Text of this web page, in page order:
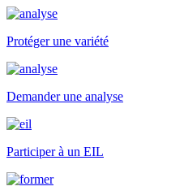
Protéger une variété
Demander une analyse
Participer à un EIL